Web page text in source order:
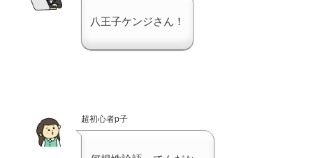
八王子ケンジさん！
超初心者p子